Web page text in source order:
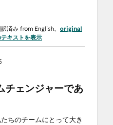
済み from English。 original
キストを表示
チェンジャーであ
ちのチームにとって大き